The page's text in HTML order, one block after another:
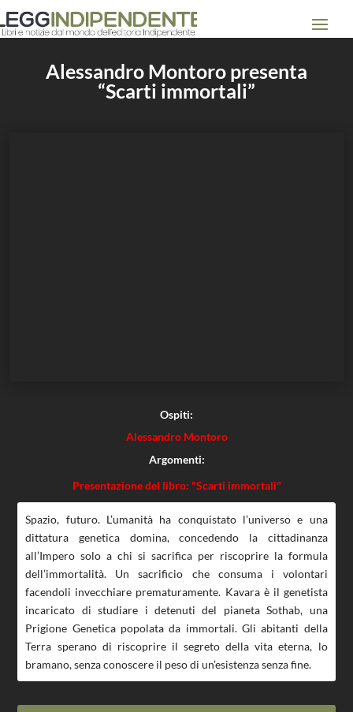
Alessandro Montoro presenta
“Scarti immortali”
Ospiti:
Alessandro Montoro
Argomenti:
Presentazione del libro: "Scarti immortali"
Spazio, futuro. L’umanità ha conquistato l’universo e una
dittatura genetica domina, concedendo la cittadinanza
all’Impero solo a chi si sacrifica per riscoprire la formula
dell’immortalità. Un sacrificio che consuma i volontari
facendoli invecchiare prematuramente. Kavara è il genetista
incaricato di studiare i detenuti del pianeta Sothab, una
Prigione Genetica popolata da immortali. Gli abitanti della
Terra sperano di riscoprire il segreto della vita eterna, lo
bramano, senza conoscere il peso di un’esistenza senza fine.